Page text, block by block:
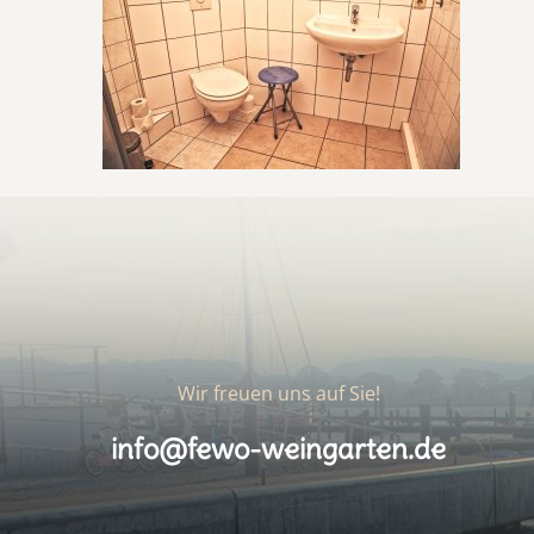
Wir freuen uns auf Sie!
info@fewo-weingarten.de